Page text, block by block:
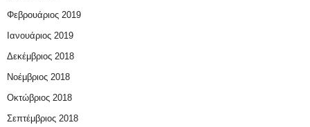
Φεβρουάριος 2019
Ιανουάριος 2019
Δεκέμβριος 2018
Νοέμβριος 2018
Οκτώβριος 2018
Σεπτέμβριος 2018